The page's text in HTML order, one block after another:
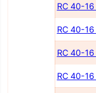
RC 40-
RC 40-
RC 40-
RC 40-